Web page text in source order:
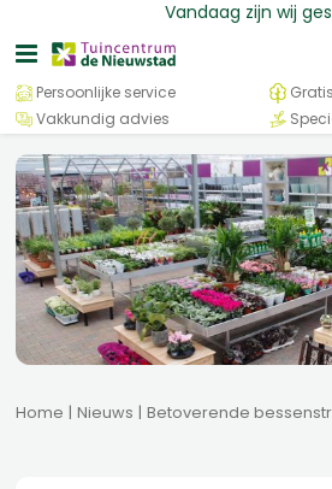
Home Nieuws Betoverende
Vandaag zijn wij
Persoonlijke service
Vakkundig advies